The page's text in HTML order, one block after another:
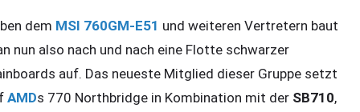
dem MSI 760GM-E51 und weiteren Vertretern baut
nun also nach und nach eine Flotte schwarzer
auf. Das neueste Mitglied dieser Gruppe setzt
AMDs 770 Northbridge in Kombination mit der SB710,